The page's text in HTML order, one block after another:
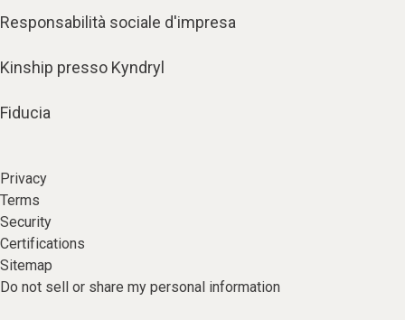
Responsabilità sociale d'impresa
Kinship presso Kyndryl
Fiducia
Privacy
Terms
Security
Certifications
Sitemap
Do not sell or share my personal information